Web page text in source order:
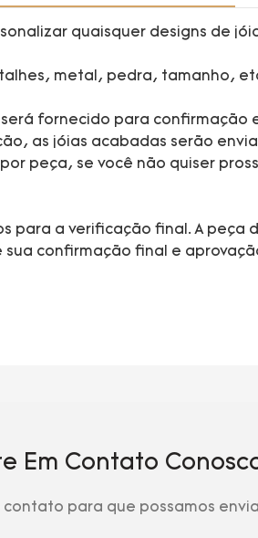
quaisquer designs de
metal, pedra, tamanho,
fornecido para
as jóias acabadas serão
peça, se você não quiser
para a verificação final. A
confirmação final e
Em Contato
para que possamos